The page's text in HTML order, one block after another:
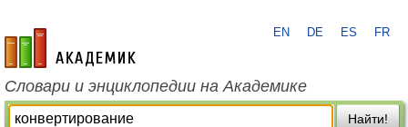
academic.ru
EN DE ES FR
Словари и энциклопедии на Академике
Найти!